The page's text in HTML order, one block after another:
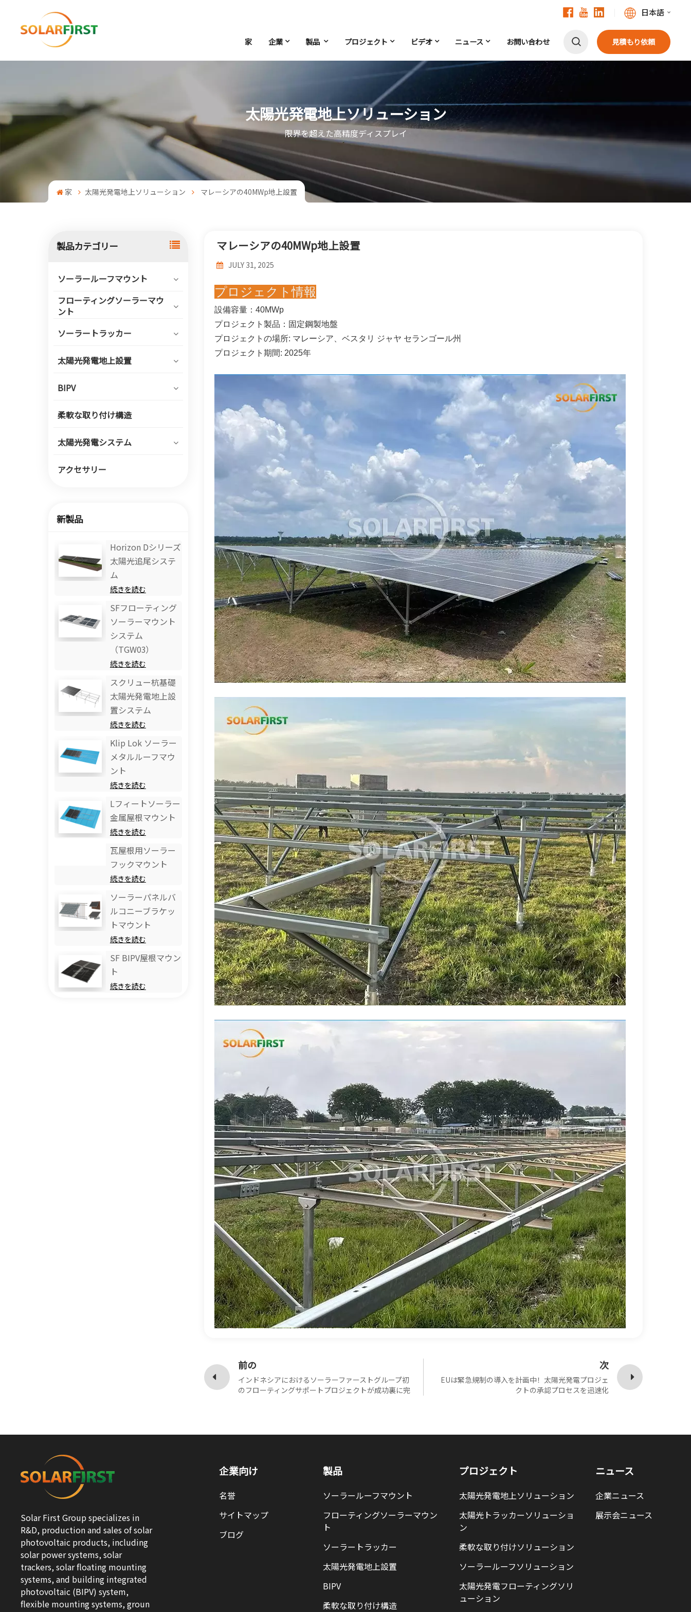
日本語
Deutsch
Español
家 企業 製品 プロジェクト ビデオ ニュース お問い合わせ 見積もり依頼
太陽光発電地上ソリューション
限界を超えた高精度ディスプレイ
家 太陽光発電地上ソリューション マレーシアの40MWp地上設置
製品カテゴリー
ソーラールーフマウント
フローティングソーラーマウ
ント
ソーラートラッカー
太陽光発電地上設置
BIPV
柔軟な取り付け構造
太陽光発電システム
アクセサリー
新製品
Horizo​​n Dシリーズ
太陽光追尾システ
ム
続きを読む
SFフローティング
ソーラーマウント
システム
（TGW03）
続きを読む
スクリュー杭基礎
太陽光発電地上設
置システム
続きを読む
Klip Lok ソーラー
メタルルーフマウ
ント
続きを読む
Lフィートソーラー
金属屋根マウント
続きを読む
瓦屋根用ソーラー
フックマウント
続きを読む
ソーラーパネルバ
ルコニーブラケッ
トマウント
続きを読む
SF BIPV屋根マウン
ト
続きを読む
マレーシアの40MWp地上設置
JULY 31, 2025
プロジェクト情報
設備容量：40MWp
プロジェクト製品：固定鋼製地盤
プロジェクトの場所: マレーシア、ベスタリ ジャヤ セランゴール州
プロジェクト期間: 2025年
前の
インドネシアにおけるソーラーファーストグループ初
のフローティングサポートプロジェクトが成功裏に完
次
EUは緊急規制の導入を計画中！太陽光発電プロジェ
クトの承認プロセスを迅速化
Solar First Group specializes in
R&D, production and sales of solar
photovoltaic products, including
solar power systems, solar
trackers, solar floating mounting
systems, and building integrated
photovoltaic (BIPV) system,
flexible mounting systems, groun
企業向け
名誉
サイトマップ
ブログ
製品
ソーラールーフマウント
フローティングソーラーマウン
ト
ソーラートラッカー
太陽光発電地上設置
BIPV
柔軟な取り付け構造
プロジェクト
太陽光発電地上ソリューション
太陽光トラッカーソリューショ
ン
柔軟な取り付けソリューション
ソーラールーフソリューション
太陽光発電フローティングソリ
ューション
ニュース
企業ニュース
展示会ニュース